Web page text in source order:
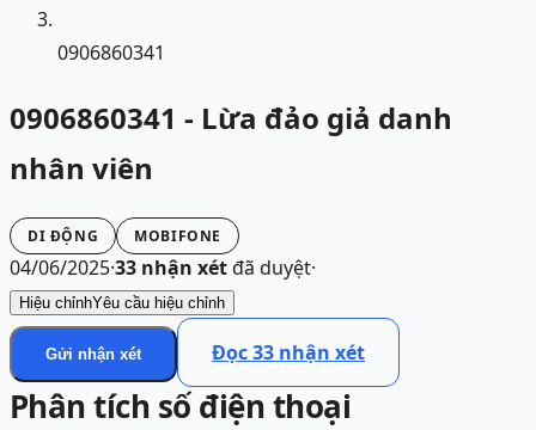
0906860341
0906860341 - Lừa đảo giả danh
nhân viên
DI ĐỘNG MOBIFONE
04/06/2025·33 nhận xétđã duyệt·
Hiệu chỉnhYêu cầu hiệu chỉnh
Gửi nhận xét Đọc33 nhận xét
Phân tích số điện thoại